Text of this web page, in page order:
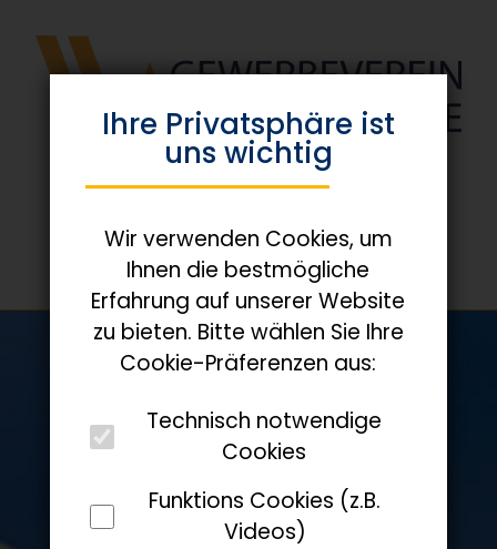
Ihre Privats­phäre ist
uns wichtig
Wir verwenden Cookies, um
Ihnen die bestmögliche
Erfahrung auf unserer Website
zu bieten. Bitte wählen Sie Ihre
Cookie-Präferenzen aus:
Technisch notwendige
Cookies
Funktions Cookies (z.B.
Videos)